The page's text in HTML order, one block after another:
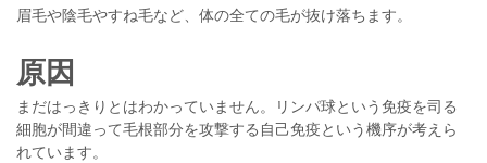
眉毛や陰毛やすね毛など、体の全ての毛が抜け落ちます。
原因
まだはっきりとはわかっていません。リンパ球という免疫を司る
細胞が間違って毛根部分を攻撃する自己免疫という機序が考えら
れています。